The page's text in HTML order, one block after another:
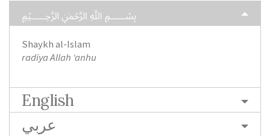
﷽
Shaykh al-Islam
radiya Allah ‘anhu
English
عربي